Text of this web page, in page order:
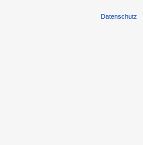
Datenschutz